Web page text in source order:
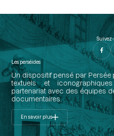
Les perséides
Un dispositif pensé par
textuels et
partenariat avec des équipes
documentaires.
En savoir plus